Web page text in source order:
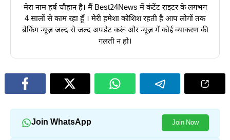
मेरा नाम हर्ष चौहान है। मैं Best24News में कंटेंट राइटर के लगभग
4 सालों से काम रहा हूँ । मेरी हमेशा कोशिश रहती है आप लोगों तक
ब्रेकिंग न्यूज़ जल्द से जल्द अपडेट करूं और न्यूज़ में कोई व्याकरण की
गलती न हो।
Join WhatsApp Join Now